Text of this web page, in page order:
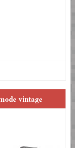
vintage